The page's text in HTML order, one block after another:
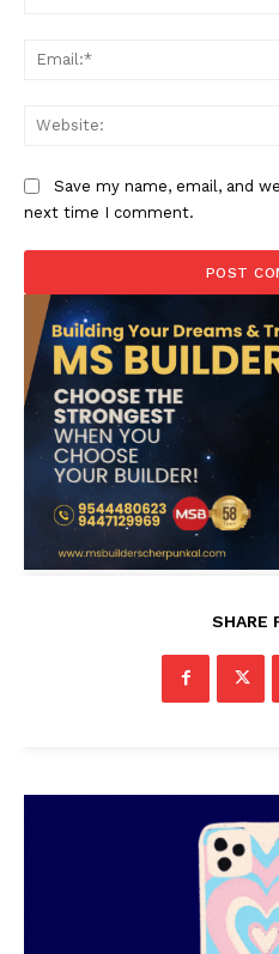
Save my name, email, and
next time I comment.
SHARE